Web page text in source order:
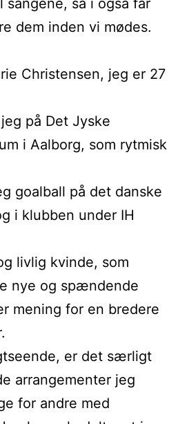
dem inden vi mødes.
Christensen, jeg er 27
på Det Jyske
i Aalborg, som rytmisk
goalball på det danske
i klubben under IH
livlig kvinde, som
nye og spændende
mening for en bredere
er det særligt
arrangementer jeg
for andre med